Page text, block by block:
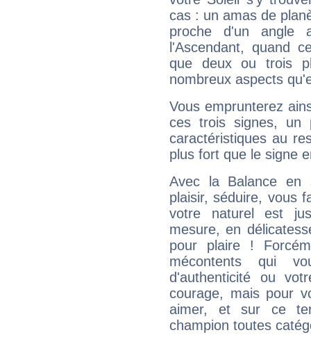
cas : un amas de
proche d'un
l'Ascendant, quand
que deux ou trois
nombreux aspects
Vous emprunterez
ces trois signes, un
caractéristiques au
plus fort que le signe
Avec la Balance en
plaisir, séduire, vous
votre naturel est
mesure, en
pour plaire !
mécontents qui
d'authenticité ou
courage, mais pour
aimer, et sur ce
champion toutes